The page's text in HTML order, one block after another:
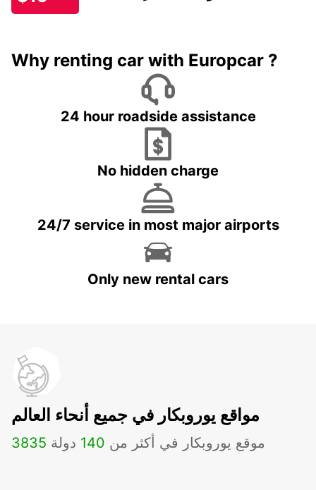
Why renting car with Europcar ?
24 hour roadside assistance
No hidden charge
24/7 service in most major airports
Only new rental cars
مواقع يوروبكار في جميع أنحاء العالم
3835 موقع يوروبكار في أكثر من 140 دولة